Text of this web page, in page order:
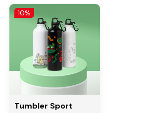
10%
Tumbler Sport